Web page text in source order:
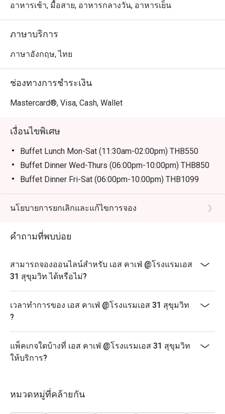
อาหารเช้า, มื้อสาย, อาหารกลางวัน, อาหารเย็น
ภาษาบริการ
ภาษาอังกฤษ, ไทย
ช่องทางการชำระเงิน
Mastercard®, Visa, Cash, Wallet
เงื่อนไขพิเศษ
Buffet Lunch Mon-Sat (11:30am-02:00pm) THB550
Buffet Dinner Wed-Thurs (06:00pm-10:00pm) THB850
Buffet Dinner Fri-Sat (06:00pm-10:00pm) THB1099
Description:
Buffet Lunch Mon-Sat 550 baht
including fried foods from Yaowarat, deep-fried buns
exclusively from October 3rd to 11th.
Remark: Normal Buffet Lunch don't have on that day
Operation Hours: Wed-Thurs (06:00pm-10:00pm)
prawns, S31 Thai dishes, Japanese station , Carving of
the day, Menu of the day, Asian dishes, Western dishes,
Operation Hours: Fri-Sat (06:00pm-10:00pm)
นโยบายการยกเลิกและแก้ไขการจอง
คำถามที่พบบ่อย
สามารถจองออนไลน์สำหรับ เอส คาเฟ่ @โรงแรมเอส
31 สุขุมวิท ได้หรือไม่?
เวลาทำการของ เอส คาเฟ่ @โรงแรมเอส 31 สุขุมวิท
?
แพ็คเกจใดบ้างที่ เอส คาเฟ่ @โรงแรมเอส 31 สุขุมวิท
ให้บริการ?
หมวดหมู่ที่คล้ายกัน